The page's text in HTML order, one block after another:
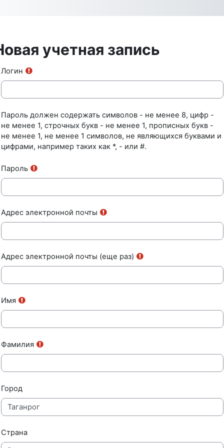
учетная запись
Логин
Пароль должен содержать символов - не менее 8, цифр -
не менее 1, строчных букв - не менее 1, прописных букв -
не менее 1, не менее 1 символов, не являющихся буквами и
цифрами, например таких как *, - или #.
Пароль
Адрес электронной почты
Адрес электронной почты (еще раз)
Имя
Фамилия
Город
Страна